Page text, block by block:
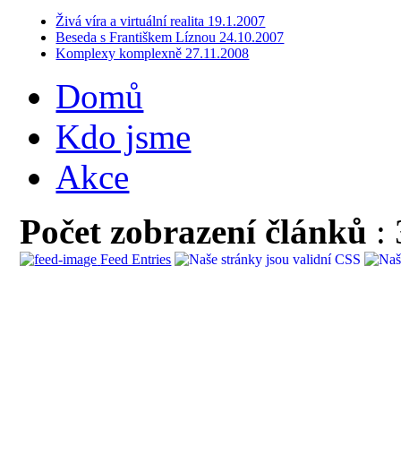
Živá víra a virtuální realita 19.1.2007
Beseda s Františkem Líznou 24.10.2007
Komplexy komplexně 27.11.2008
Domů
Kdo jsme
Akce
Počet zobrazení článků :
Feed Entries